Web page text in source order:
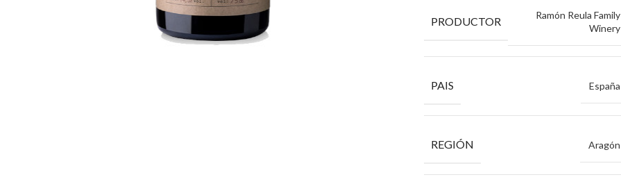
PRODUCTOR
Ramón Reula Family
Winery
PAIS España
REGIÓN Aragón